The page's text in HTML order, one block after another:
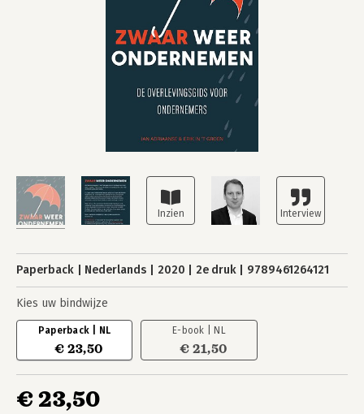
Paperback Nederlands 2020 2e druk 9789461264121
Kies uw bindwijze
Paperback | NL
€ 23,50
E-book | NL
€ 21,50
€ 23,50